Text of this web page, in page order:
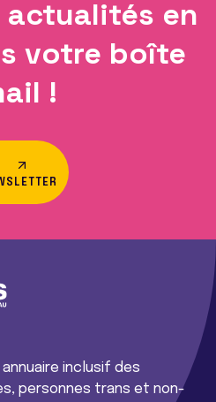
actualités en
votre boîte
!
annuaire inclusif des
personnes trans et non-